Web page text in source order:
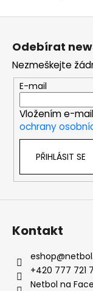
Z
Odebírat
Nezmeškejte
E-mail
Vložením e-
ochrany
PŘIHLÁSIT SE
Kontakt
eshop@
+420 777 721
Netbol na